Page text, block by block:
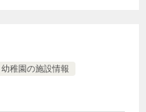
稚園の施設情報